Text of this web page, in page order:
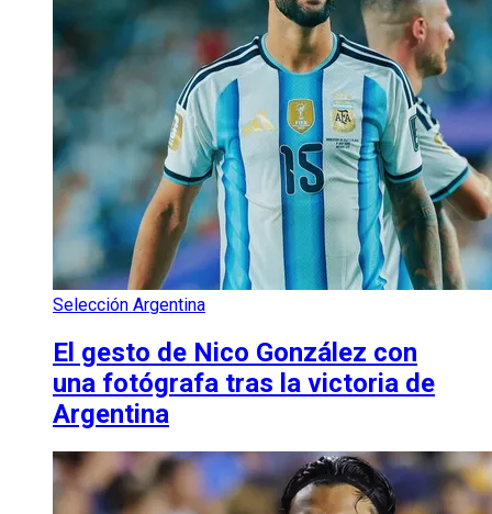
Selección Argentina
El gesto de Nico González con
una fotógrafa tras la victoria de
Argentina